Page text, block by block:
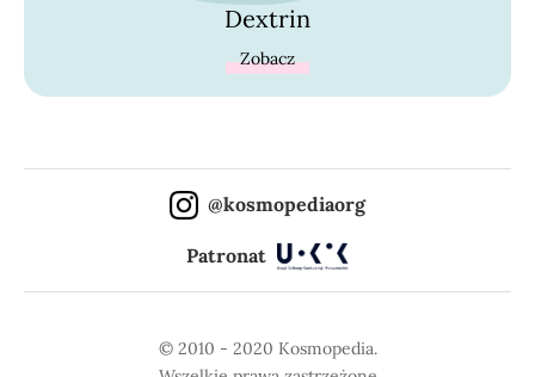
Dextrin
Zobacz
@kosmopediaorg
Patronat
© 2010 - 2020 Kosmopedia.